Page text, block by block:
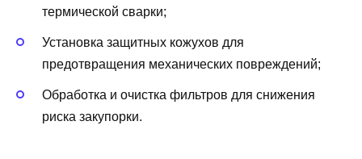
термической сварки;
Установка защитных кожухов для
предотвращения механических повреждений;
Обработка и очистка фильтров для снижения
риска закупорки.